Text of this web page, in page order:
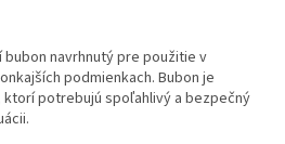
navrhnutý pre použitie v
podmienkach. Bubon je
potrebujú spoľahlivý a bezpečný